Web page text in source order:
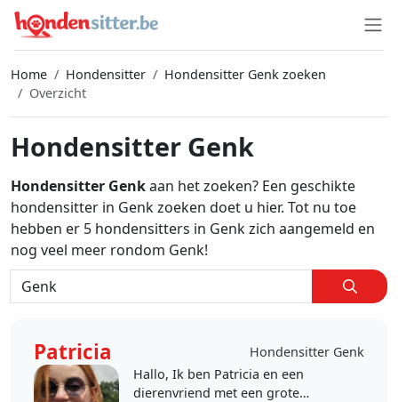
Home Hondensitter
Hondensitter Genk zoeken
Overzicht
Hondensitter Genk
Hondensitter Genkaan het zoeken? Een geschikte
hondensitter in Genk zoeken doet u hier. Tot nu toe
hebben er 5 hondensitters in Genk zich aangemeld en
nog veel meer rondom Genk!
Patricia Hondensitter Genk
Hallo, Ik ben Patricia en een
dierenvriend met een grote